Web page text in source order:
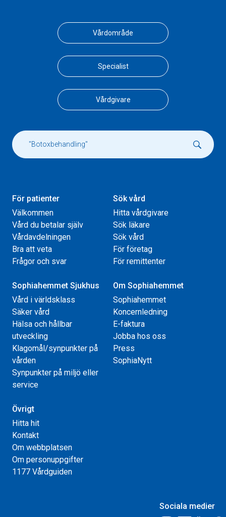
Vårdområde
Specialist
Vårdgivare
För patienter
Välkommen
Vård du betalar själv
Vårdavdelningen
Bra att veta
Frågor och svar
Sök vård
Hitta vårdgivare
Sök läkare
Sök vård
För företag
För remittenter
Sophiahemmet Sjukhus
Vård i världsklass
Säker vård
Hälsa och hållbar
utveckling
Klagomål/synpunkter på
vården
Synpunkter på miljö eller
service
Om Sophiahemmet
Sophiahemmet
Koncernledning
E-faktura
Jobba hos oss
Press
SophiaNytt
Övrigt
Hitta hit
Kontakt
Om webbplatsen
Om personuppgifter
1177 Vårdguiden
Sociala medier